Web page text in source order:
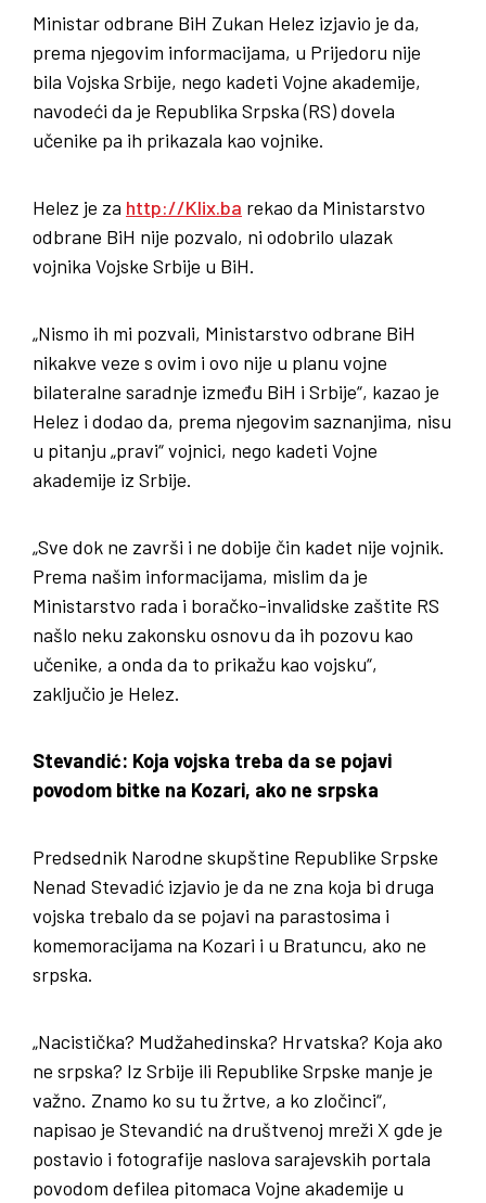
Ministar odbrane BiH Zukan Helez izjavio je da,
prema njegovim informacijama, u Prijedoru nije
bila Vojska Srbije, nego kadeti Vojne akademije,
navodeći da je Republika Srpska (RS) dovela
učenike pa ih prikazala kao vojnike.
Helez je za http://Klix.ba rekao da Ministarstvo
odbrane BiH nije pozvalo, ni odobrilo ulazak
vojnika Vojske Srbije u BiH.
„Nismo ih mi pozvali, Ministarstvo odbrane BiH
nikakve veze s ovim i ovo nije u planu vojne
bilateralne saradnje između BiH i Srbije“, kazao je
Helez i dodao da, prema njegovim saznanjima, nisu
u pitanju „pravi“ vojnici, nego kadeti Vojne
akademije iz Srbije.
„Sve dok ne završi i ne dobije čin kadet nije vojnik.
Prema našim informacijama, mislim da je
Ministarstvo rada i boračko-invalidske zaštite RS
našlo neku zakonsku osnovu da ih pozovu kao
učenike, a onda da to prikažu kao vojsku“,
zaključio je Helez.
Stevandić: Koja vojska treba da se pojavi
povodom bitke na Kozari, ako ne srpska
Predsednik Narodne skupštine Republike Srpske
Nenad Stevadić izjavio je da ne zna koja bi druga
vojska trebalo da se pojavi na parastosima i
komemoracijama na Kozari i u Bratuncu, ako ne
srpska.
„Nacistička? Mudžahedinska? Hrvatska? Koja ako
ne srpska? Iz Srbije ili Republike Srpske manje je
važno. Znamo ko su tu žrtve, a ko zločinci“,
napisao je Stevandić na društvenoj mreži X gde je
postavio i fotografije naslova sarajevskih portala
povodom defilea pitomaca Vojne akademije u